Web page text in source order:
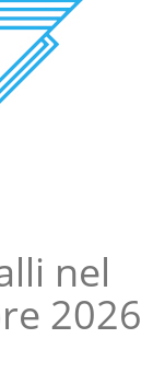
nel
2026